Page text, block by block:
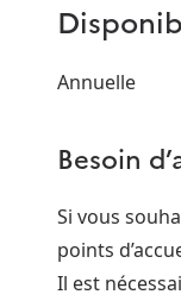
Annuelle
Besoin
Si vous
points
Il est